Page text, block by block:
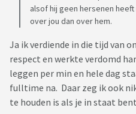
alsof hij geen hersenen
over jou dan over hem.
Ja ik verdiende in die tijd van
respect en werkte verdomd
leggen per min en hele dag
fulltime na. Daar zeg ik ook
te houden is als je in staat